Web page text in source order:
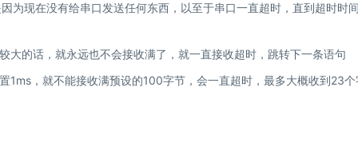
为现在没有给串口发送任何东西，以至于串口一直超时，直到超时时
大的话，就永远也不会接收满了，就一直接收超时，跳转下一条语句
1ms，就不能接收满预设的100字节，会一直超时，最多大概收到23